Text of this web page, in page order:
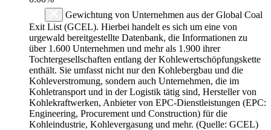
Gewichtung von Unternehmen aus der Global Coal
Exit List (GCEL). Hierbei handelt es sich um eine von
urgewald bereitgestellte Datenbank, die Informationen zu
über 1.600 Unternehmen und mehr als 1.900 ihrer
Tochtergesellschaften entlang der Kohlewertschöpfungskette
enthält. Sie umfasst nicht nur den Kohlebergbau und die
Kohleverstromung, sondern auch Unternehmen, die im
Kohletransport und in der Logistik tätig sind, Hersteller von
Kohlekraftwerken, Anbieter von EPC-Dienstleistungen (EPC:
Engineering, Procurement und Construction) für die
Kohleindustrie, Kohlevergasung und mehr. (Quelle: GCEL)